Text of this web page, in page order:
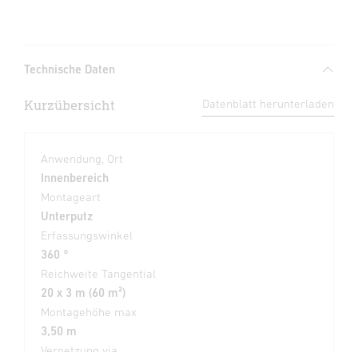
Technische Daten
Kurzübersicht Datenblatt herunterladen
Anwendung, Ort
Innenbereich
Montageart
Unterputz
Erfassungswinkel
360 °
Reichweite Tangential
20 x 3 m (60 m²)
Montagehöhe max
3,50 m